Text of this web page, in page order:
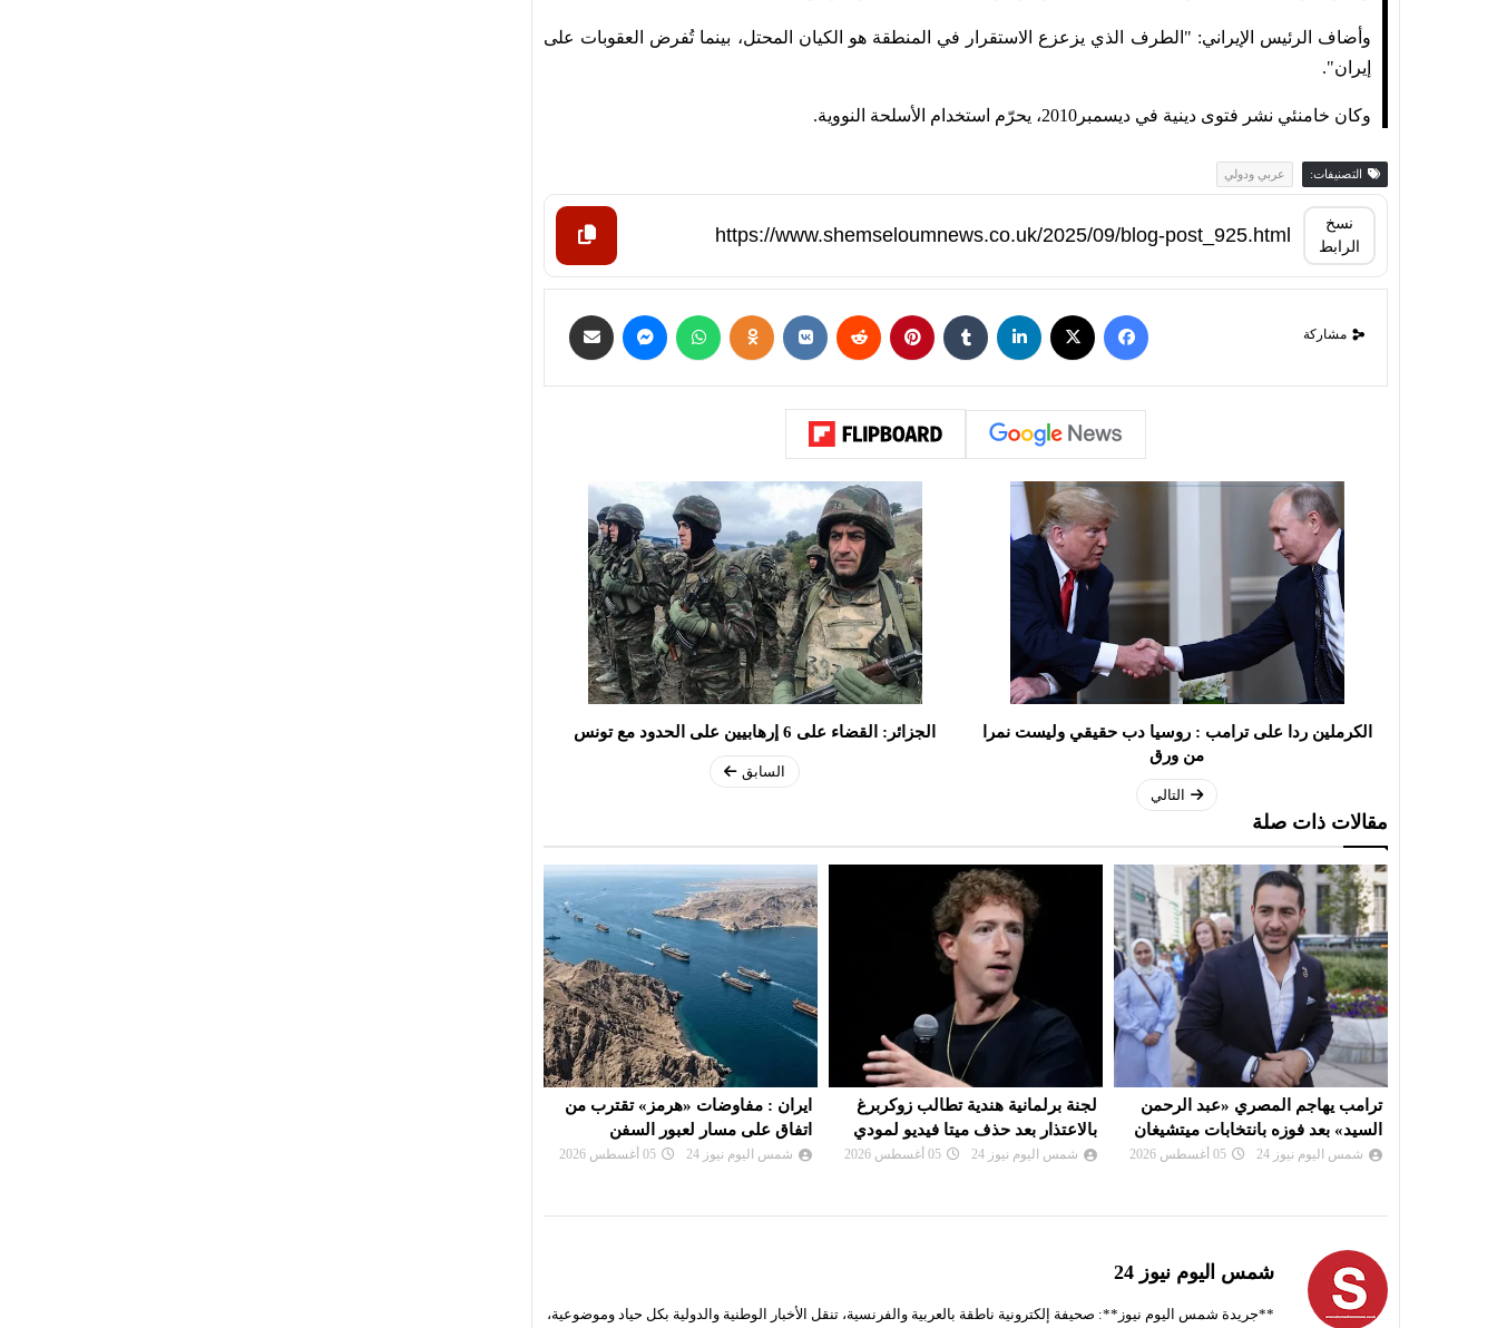
وأضاف الرئيس الإيراني: "الطرف الذي يزعزع الاستقرار في المنطقة هو الكيان المحتل، بينما تُفرض العقوبات على
إيران".
وكان خامنئي نشر فتوى دينية في ديسمبر2010، يحرّم استخدام الأسلحة النووية.
التصنيفات: عربي ودولي
نسخ
الرابط
مشاركة
الكرملين ردا على ترامب : روسيا دب حقيقي وليست نمرا
من ورق
التالي
الجزائر: القضاء على 6 إرهابيين على الحدود مع تونس
السابق
مقالات ذات صلة
لجنة برلمانية هندية تطالب زوكربرغ
بالاعتذار بعد حذف ميتا فيديو لمودي
شمس اليوم نيوز 24 05 أغسطس 2026
ايران : مفاوضات «هرمز» تقترب من
اتفاق على مسار لعبور السفن
شمس اليوم نيوز 24 05 أغسطس 2026
ترامب يهاجم المصري «عبد الرحمن
السيد» بعد فوزه بانتخابات ميتشيغان
شمس اليوم نيوز 24 05 أغسطس 2026
شمس اليوم نيوز 24
**جريدة شمس اليوم نيوز**: صحيفة إلكترونية ناطقة بالعربية والفرنسية، تنقل الأخبار الوطنية والدولية بكل حياد وموضوعية،